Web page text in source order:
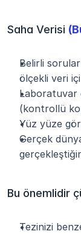
Saha Verisi
Belirli
ölçekli veri
Laboratuvar
(kontrollü
Yüz yüze
Gerçek
Bu önemlidir
Tezinizi